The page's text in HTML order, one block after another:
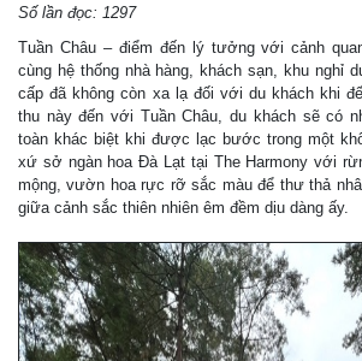
Số lần đọc: 1297
Tuần Châu – điểm đến lý tưởng với cảnh
cùng hệ thống nhà hàng, khách sạn, khu nghỉ
cấp đã không còn xa lạ đối với du khách khi
thu này đến với Tuần Châu, du khách sẽ có
toàn khác biệt khi được lạc bước trong một
xứ sở ngàn hoa Đà Lạt tại The Harmony với
mộng, vườn hoa rực rỡ sắc màu để thư thả
giữa cảnh sắc thiên nhiên êm đềm dịu dàng ấy.